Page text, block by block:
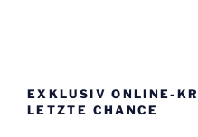
EXKLUSIV ONLINE-
LETZTE CHANCE